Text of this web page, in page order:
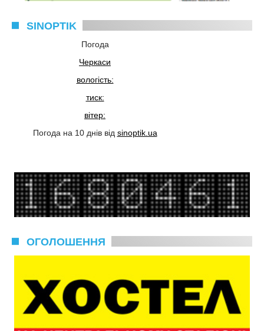
SINOPTIK
Погода
Черкаси
вологість:
тиск:
вітер:
Погода на 10 днів від sinoptik.ua
ОГОЛОШЕННЯ